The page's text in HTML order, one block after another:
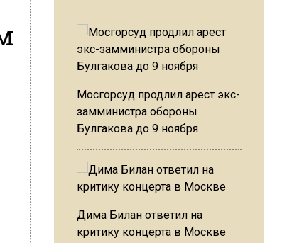
Мосгорсуд продлил арест экс-
замминистра обороны
Булгакова до 9 ноября
Дима Билан ответил на
критику концерта в Москве